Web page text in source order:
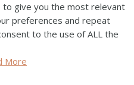
give you the most relevant
preferences and repeat
to the use of ALL the
More